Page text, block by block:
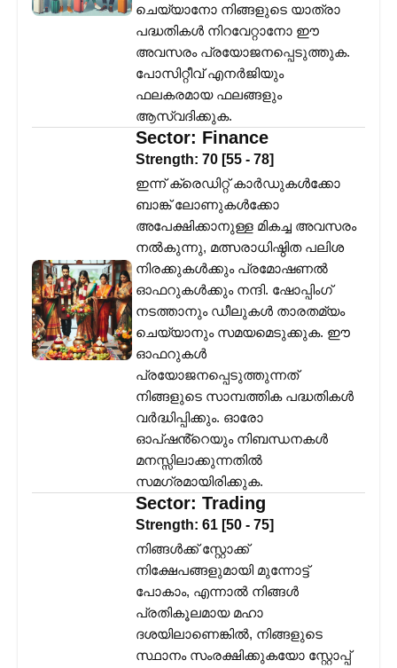
ചെയ്യാനോ നിങ്ങളുടെ യാത്രാ
പദ്ധതികൾ നിറവേറ്റാനോ ഈ
അവസരം പ്രയോജനപ്പെടുത്തുക.
പോസിറ്റീവ് എനർജിയും
ഫലകരമായ ഫലങ്ങളും
ആസ്വദിക്കുക.
Sector: Finance
Strength: 70 [55 - 78]
ഇന്ന് ക്രെഡിറ്റ് കാർഡുകൾക്കോ
ബാങ്ക് ലോണുകൾക്കോ
അപേക്ഷിക്കാനുള്ള മികച്ച അവസരം
നൽകുന്നു, മത്സരാധിഷ്ഠിത പലിശ
നിരക്കുകൾക്കും പ്രമോഷണൽ
ഓഫറുകൾക്കും നന്ദി. ഷോപ്പിംഗ്
നടത്താനും ഡീലുകൾ താരതമ്യം
ചെയ്യാനും സമയമെടുക്കുക. ഈ
ഓഫറുകൾ
പ്രയോജനപ്പെടുത്തുന്നത്
നിങ്ങളുടെ സാമ്പത്തിക പദ്ധതികൾ
വർദ്ധിപ്പിക്കും. ഓരോ
ഓപ്ഷൻ്റെയും നിബന്ധനകൾ
മനസ്സിലാക്കുന്നതിൽ
സമഗ്രമായിരിക്കുക.
Sector: Trading
Strength: 61 [50 - 75]
നിങ്ങൾക്ക് സ്റ്റോക്ക്
നിക്ഷേപങ്ങളുമായി മുന്നോട്ട്
പോകാം, എന്നാൽ നിങ്ങൾ
പ്രതികൂലമായ മഹാ
ദശയിലാണെങ്കിൽ, നിങ്ങളുടെ
സ്ഥാനം സംരക്ഷിക്കുകയോ സ്റ്റോപ്പ്